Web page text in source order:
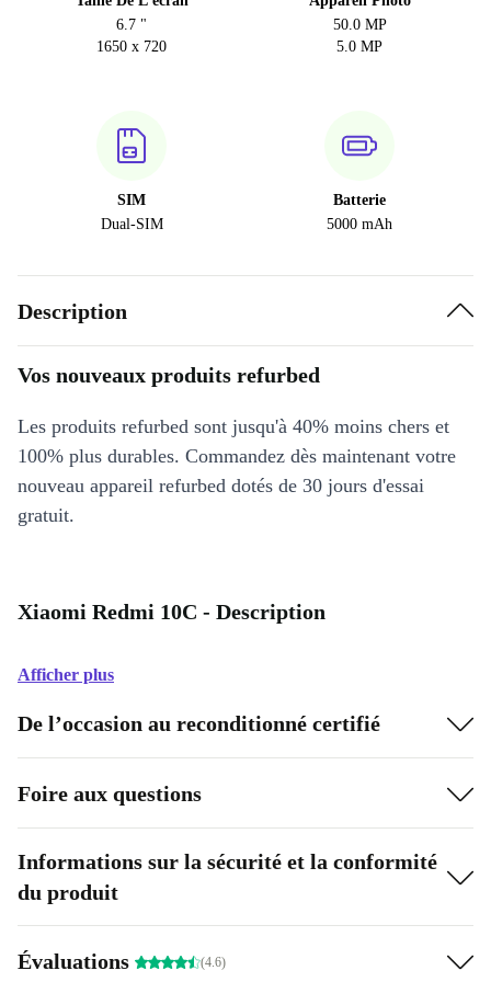
6.7 "
1650 x 720
50.0 MP
5.0 MP
SIM
Dual-SIM
Batterie
5000 mAh
Description
Vos nouveaux produits refurbed
Les produits refurbed sont jusqu'à 40% moins chers et
100% plus durables. Commandez dès maintenant votre
nouveau appareil refurbed dotés de 30 jours d'essai
gratuit.
Xiaomi Redmi 10C - Description
Afficher plus
De l’occasion au reconditionné certifié
Foire aux questions
Informations sur la sécurité et la conformité
du produit
Évaluations (4.6)